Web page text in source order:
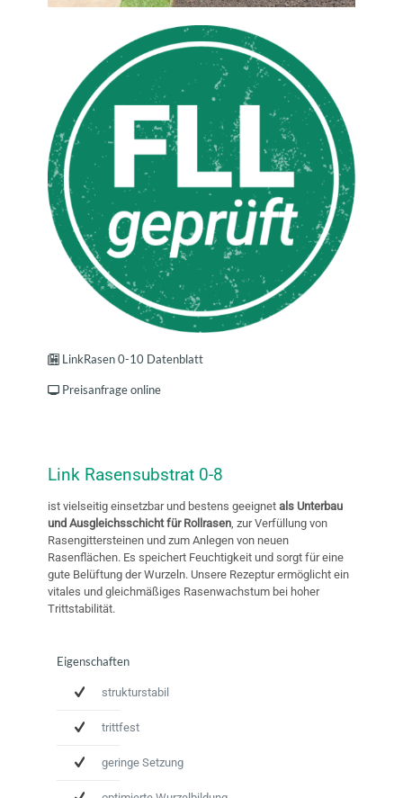
LinkRasen 0-10 Datenblatt
Preisanfrage online
Link Rasensubstrat 0-8
ist vielseitig einsetzbar und bestens geeignet als Unterbau
und Ausgleichsschicht für Rollrasen, zur Verfüllung von
Rasengittersteinen und zum Anlegen von neuen
Rasenflächen. Es speichert Feuchtigkeit und sorgt für eine
gute Belüftung der Wurzeln. Unsere Rezeptur ermöglicht ein
vitales und gleichmäßiges Rasenwachstum bei hoher
Trittstabilität.
Eigenschaften
strukturstabil
trittfest
geringe Setzung